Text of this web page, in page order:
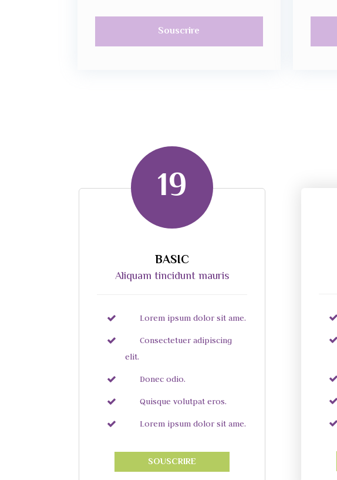
Souscrire
BASIC
Aliquam tincidunt mauris
19
Lorem ipsum dolor sit ame.
Consectetuer adipiscing
elit.
Donec odio.
Quisque volutpat eros.
Lorem ipsum dolor sit ame.
SOUSCRIRE